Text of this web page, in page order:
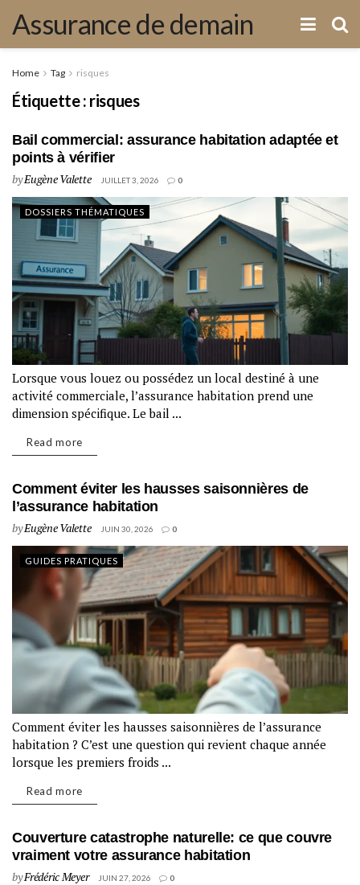
Assurance de demain
Home Tag risques
Étiquette : risques
Bail commercial: assurance habitation adaptée et
points à vérifier
byEugène Valette JUILLET 3, 2026 0
DOSSIERS THÉMATIQUES
Lorsque vous louez ou possédez un local destiné à une
activité commerciale, l’assurance habitation prend une
dimension spécifique. Le bail ...
Read more
Comment éviter les hausses saisonnières de
l’assurance habitation
byEugène Valette JUIN 30, 2026 0
GUIDES PRATIQUES
Comment éviter les hausses saisonnières de l’assurance
habitation ? C’est une question qui revient chaque année
lorsque les premiers froids ...
Read more
Couverture catastrophe naturelle: ce que couvre
vraiment votre assurance habitation
byFrédéric Meyer JUIN 27, 2026 0